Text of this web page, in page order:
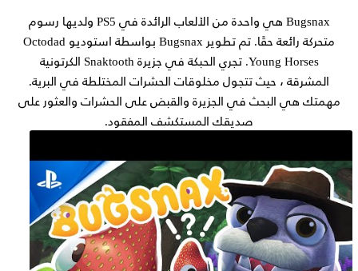
Bugsnax هي واحدة من الألعاب الرائدة في PS5 ولديها رسوم
متحركة رائعة حقًا. تم تطوير Bugsnax بواسطة استوديو Octodad
Young Horses. تجري الحبكة في جزيرة Snaktooth الكرتونية
المشرقة ، حيث تتجول مخلوقات الحشرات المختلطة في البرية.
مهمتك هي البحث في الجزيرة والقبض على الحشرات والعثور على
صديقك المستكشف المفقود.